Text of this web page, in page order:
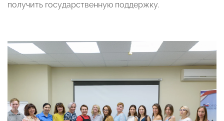
получить государственную поддержку.